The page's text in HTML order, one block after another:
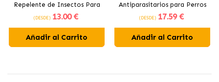
Repelente de Insectos Para
Perros Y Gatos
(DESDE) 13.00 €
Añadir al Carrito
Antiparasitarios para Perros
y Gatos Beaphar
(DESDE) 17.59 €
Añadir al Carrito